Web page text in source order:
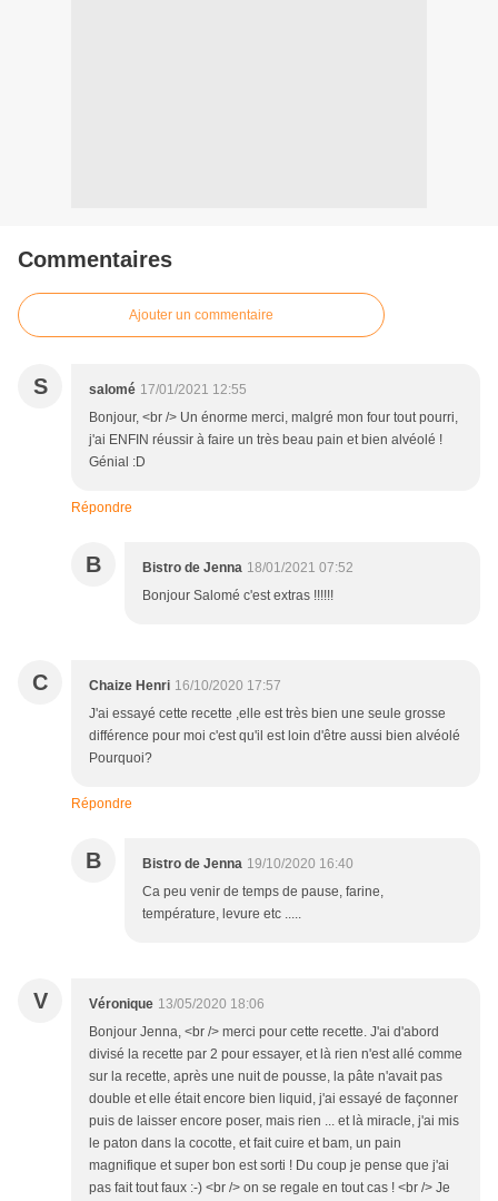
Commentaires
Ajouter un commentaire
S salomé 17/01/2021 12:55
Bonjour, <br /> Un énorme merci, malgré mon four tout pourri,
j'ai ENFIN réussir à faire un très beau pain et bien alvéolé !
Génial :D
Répondre
B Bistro de Jenna 18/01/2021 07:52
Bonjour Salomé c'est extras !!!!!!
C Chaize Henri 16/10/2020 17:57
J'ai essayé cette recette ,elle est très bien une seule grosse
différence pour moi c'est qu'il est loin d'être aussi bien alvéolé
Pourquoi?
Répondre
B Bistro de Jenna 19/10/2020 16:40
Ca peu venir de temps de pause, farine,
température, levure etc .....
V Véronique 13/05/2020 18:06
Bonjour Jenna, <br /> merci pour cette recette. J'ai d'abord
divisé la recette par 2 pour essayer, et là rien n'est allé comme
sur la recette, après une nuit de pousse, la pâte n'avait pas
double et elle était encore bien liquid, j'ai essayé de façonner
puis de laisser encore poser, mais rien ... et là miracle, j'ai mis
le paton dans la cocotte, et fait cuire et bam, un pain
magnifique et super bon est sorti ! Du coup je pense que j'ai
pas fait tout faux :-) <br /> on se regale en tout cas ! <br /> Je